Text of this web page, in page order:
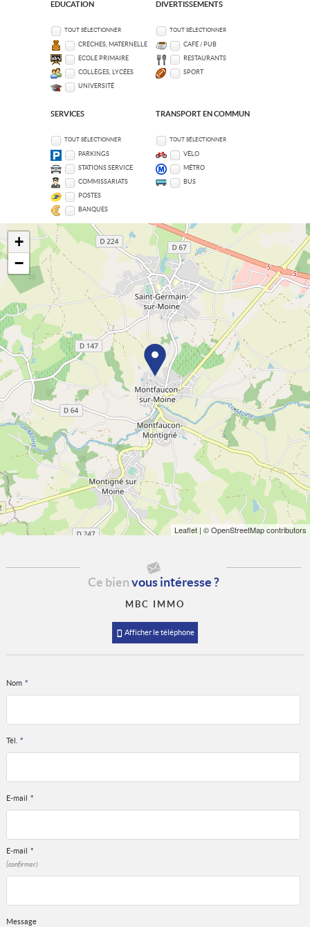
EDUCATION
TOUT SÉLECTIONNER
CRÈCHES, MATERNELLE
ECOLE PRIMAIRE
COLLÈGES, LYCÉES
UNIVERSITÉ
DIVERTISSEMENTS
TOUT SÉLECTIONNER
CAFÉ / PUB
RESTAURANTS
SPORT
SERVICES
TOUT SÉLECTIONNER
PARKINGS
STATIONS SERVICE
COMMISSARIATS
POSTES
BANQUES
TRANSPORT EN COMMUN
TOUT SÉLECTIONNER
VÉLO
MÉTRO
BUS
+
−
Leaflet| © OpenStreetMap contributors
Ce bienvous intéresse ?
MBC IMMO
Afficher le téléphone
Nom *
Tél. *
E-mail *
E-mail *
(confirmer)
Message